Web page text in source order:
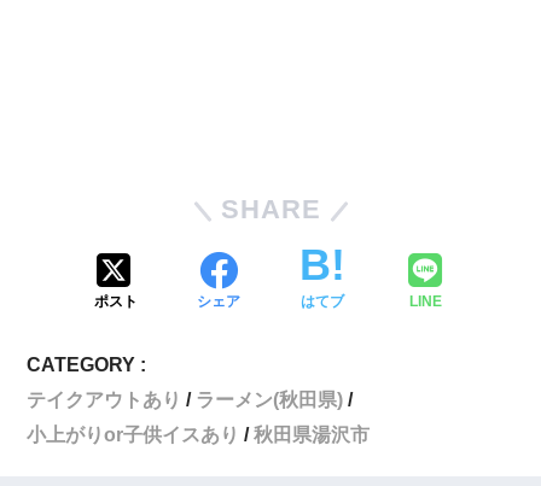
SHARE
ポスト シェア はてブ LINE
CATEGORY :
テイクアウトあり
ラーメン(秋田県)
小上がりor子供イスあり
秋田県湯沢市